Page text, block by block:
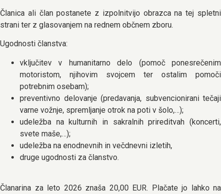
Članica ali član postanete z izpolnitvijo obrazca na tej spletni
strani ter z glasovanjem na rednem občnem zboru.
Ugodnosti članstva:
vključitev v humanitarno delo (pomoč ponesrečenim
motoristom, njihovim svojcem ter ostalim pomoči
potrebnim osebam);
preventivno delovanje (predavanja, subvencionirani tečaji
varne vožnje, spremljanje otrok na poti v šolo,…);
udeležba na kulturnih in sakralnih prireditvah (koncerti,
svete maše,…);
udeležba na enodnevnih in večdnevni izletih,
druge ugodnosti za članstvo.
Članarina za leto 2026 znaša 20,00 EUR. Plačate jo lahko na